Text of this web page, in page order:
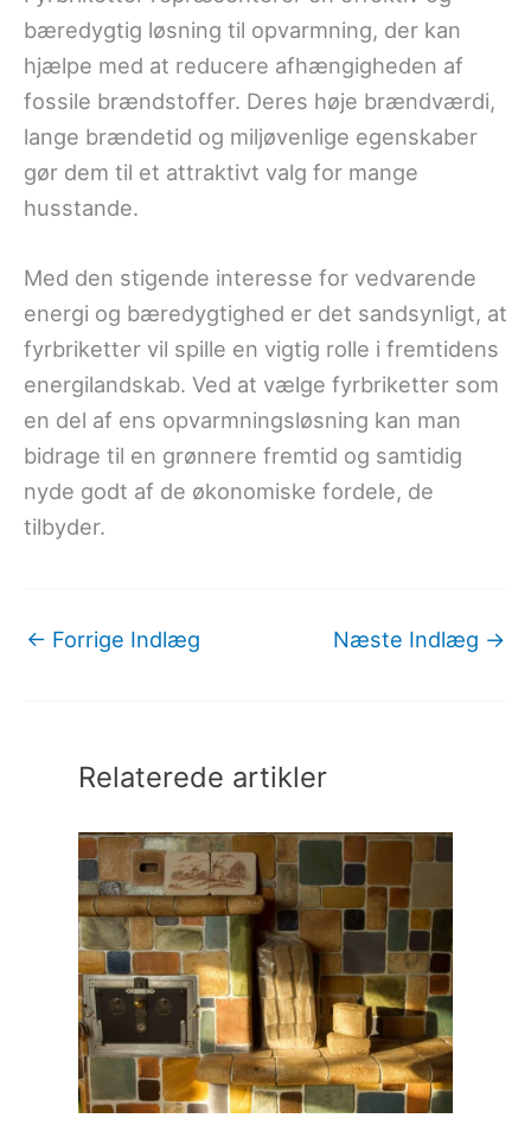
bæredygtig løsning til opvarmning, der kan
hjælpe med at reducere afhængigheden af
fossile brændstoffer. Deres høje brændværdi,
lange brændetid og miljøvenlige egenskaber
gør dem til et attraktivt valg for mange
husstande.
Med den stigende interesse for vedvarende
energi og bæredygtighed er det sandsynligt, at
fyrbriketter vil spille en vigtig rolle i fremtidens
energilandskab. Ved at vælge fyrbriketter som
en del af ens opvarmningsløsning kan man
bidrage til en grønnere fremtid og samtidig
nyde godt af de økonomiske fordele, de
tilbyder.
← Forrige Indlæg Næste Indlæg →
Relaterede artikler